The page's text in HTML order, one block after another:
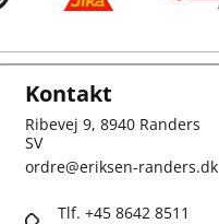
Kontakt
Ribevej 9, 8940 Randers
SV
ordre@eriksen-randers.dk
Tlf. +45 8642 8511